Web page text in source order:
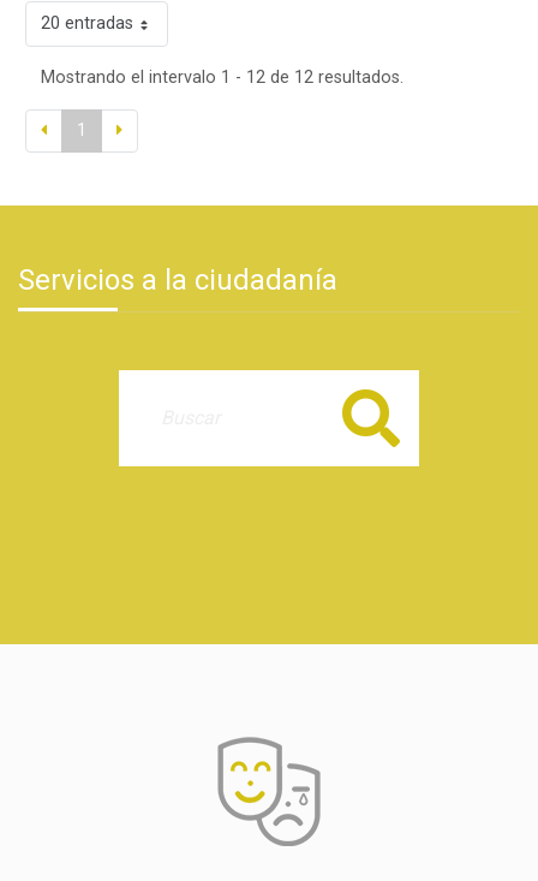
20 entradas
Mostrando el intervalo 1 - 12 de 12 resultados.
1
Servicios a la ciudadanía
Buscar